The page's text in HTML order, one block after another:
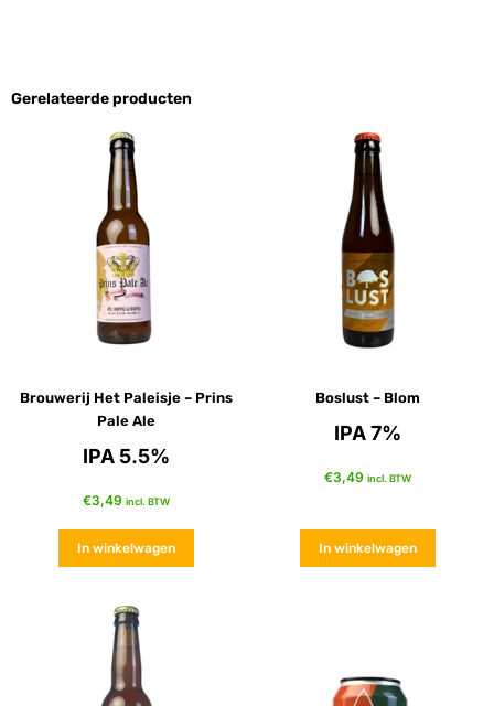
Gerelateerde producten
Brouwerij Het Paleisje – Prins
Pale Ale
IPA 5.5%
€3,49 incl. BTW
In winkelwagen
Boslust – Blom
IPA 7%
€3,49 incl. BTW
In winkelwagen